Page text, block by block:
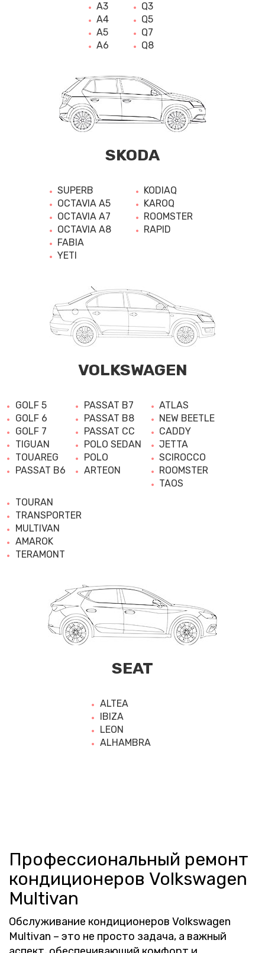
A3
A4
A5
A6
Q3
Q5
Q7
Q8
SKODA
SUPERB
OCTAVIA A5
OCTAVIA A7
OCTAVIA A8
FABIA
YETI
KODIAQ
KAROQ
ROOMSTER
RAPID
VOLKSWAGEN
GOLF 5
GOLF 6
GOLF 7
TIGUAN
TOUAREG
PASSAT B6
PASSAT B7
PASSAT B8
PASSAT CC
POLO SEDAN
POLO
ARTEON
ATLAS
NEW BEETLE
CADDY
JETTA
SCIROCCO
ROOMSTER
TAOS
TOURAN
TRANSPORTER
MULTIVAN
AMAROK
TERAMONT
SEAT
ALTEA
IBIZA
LEON
ALHAMBRA
Профессиональный ремонт
кондиционеров Volkswagen
Multivan
Обслуживание кондиционеров Volkswagen
Multivan – это не просто задача, а важный